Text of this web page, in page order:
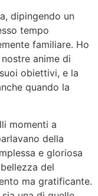
dipingendo un
tempo
familiare. Ho
anime di
obiettivi, e la
quando la
momenti a
della
e gloriosa
del
ma gratificante.